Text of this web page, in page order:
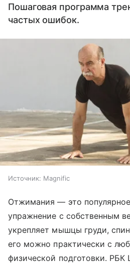
Пошаговая программа
частых ошибок.
Источник: Magnific
Отжимания — это
упражнение с собственным
укрепляет мышцы груди,
его можно практически с
физической подготовки. РБК